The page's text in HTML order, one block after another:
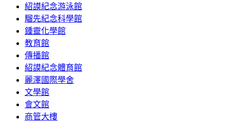
紹謨紀念游泳館
騮先紀念科學館
鍾靈化學館
教育館
傳播館
紹謨紀念體育館
麗澤國際學舍
文學館
會文館
商管大樓